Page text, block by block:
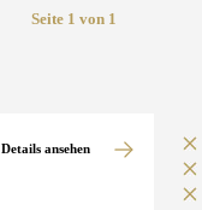
Seite 1 von 1
Details ansehen